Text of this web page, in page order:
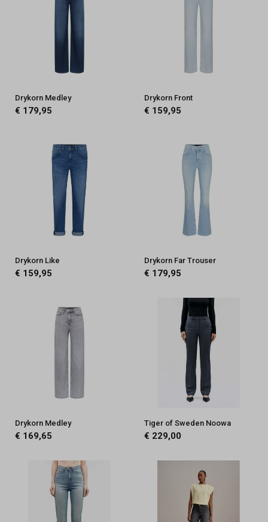
Drykorn Medley
€ 179,95
Drykorn Front
€ 159,95
Drykorn Like
€ 159,95
Drykorn Far Trouser
€ 179,95
Drykorn Medley
€ 169,65
Tiger of Sweden Noowa
€ 229,00